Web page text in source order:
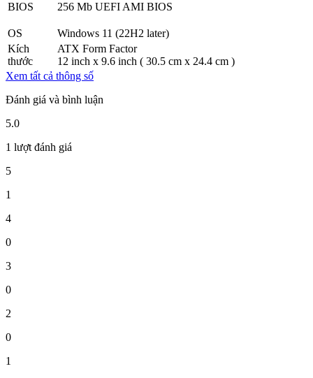
BIOS 256 Mb UEFI AMI BIOS
OS
Windows 11 (22H2 later)
Kích
thước
ATX Form Factor
12 inch x 9.6 inch ( 30.5 cm x 24.4 cm )
Xem tất cả thông số
Đánh giá và bình luận
5.0
1 lượt đánh giá
5
1
4
0
3
0
2
0
1